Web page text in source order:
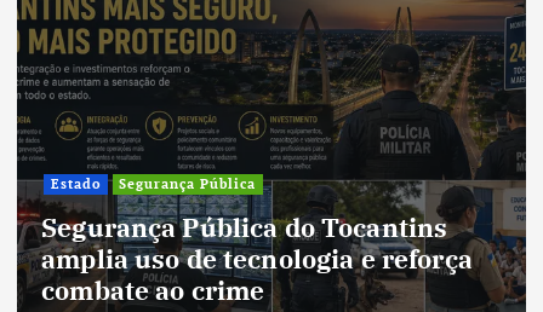
Cultura
Cultura do Tocantins preserva
tradições e fortalece identidade de
um estado em constante
transformação